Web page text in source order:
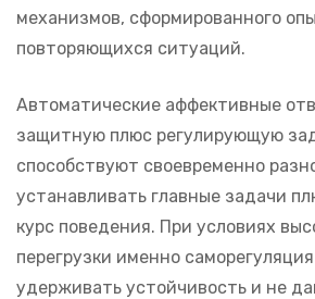
механизмов, сформированного
повторяющихся ситуаций.
Автоматические аффективные
защитную плюс регулирующую
способствуют своевременно
устанавливать главные задачи
курс поведения. При условиях
перегрузки именно
удерживать устойчивость и не